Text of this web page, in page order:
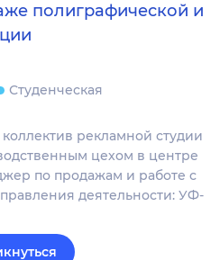
полиграфической и
Студенческая
рекламной студии
цехом в центре
по продажам и работе с
деятельности: УФ-